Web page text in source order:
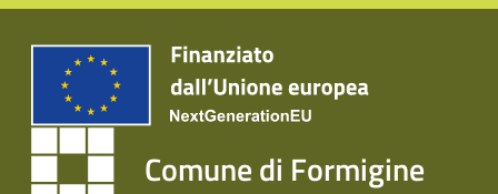
Comune di Formigine